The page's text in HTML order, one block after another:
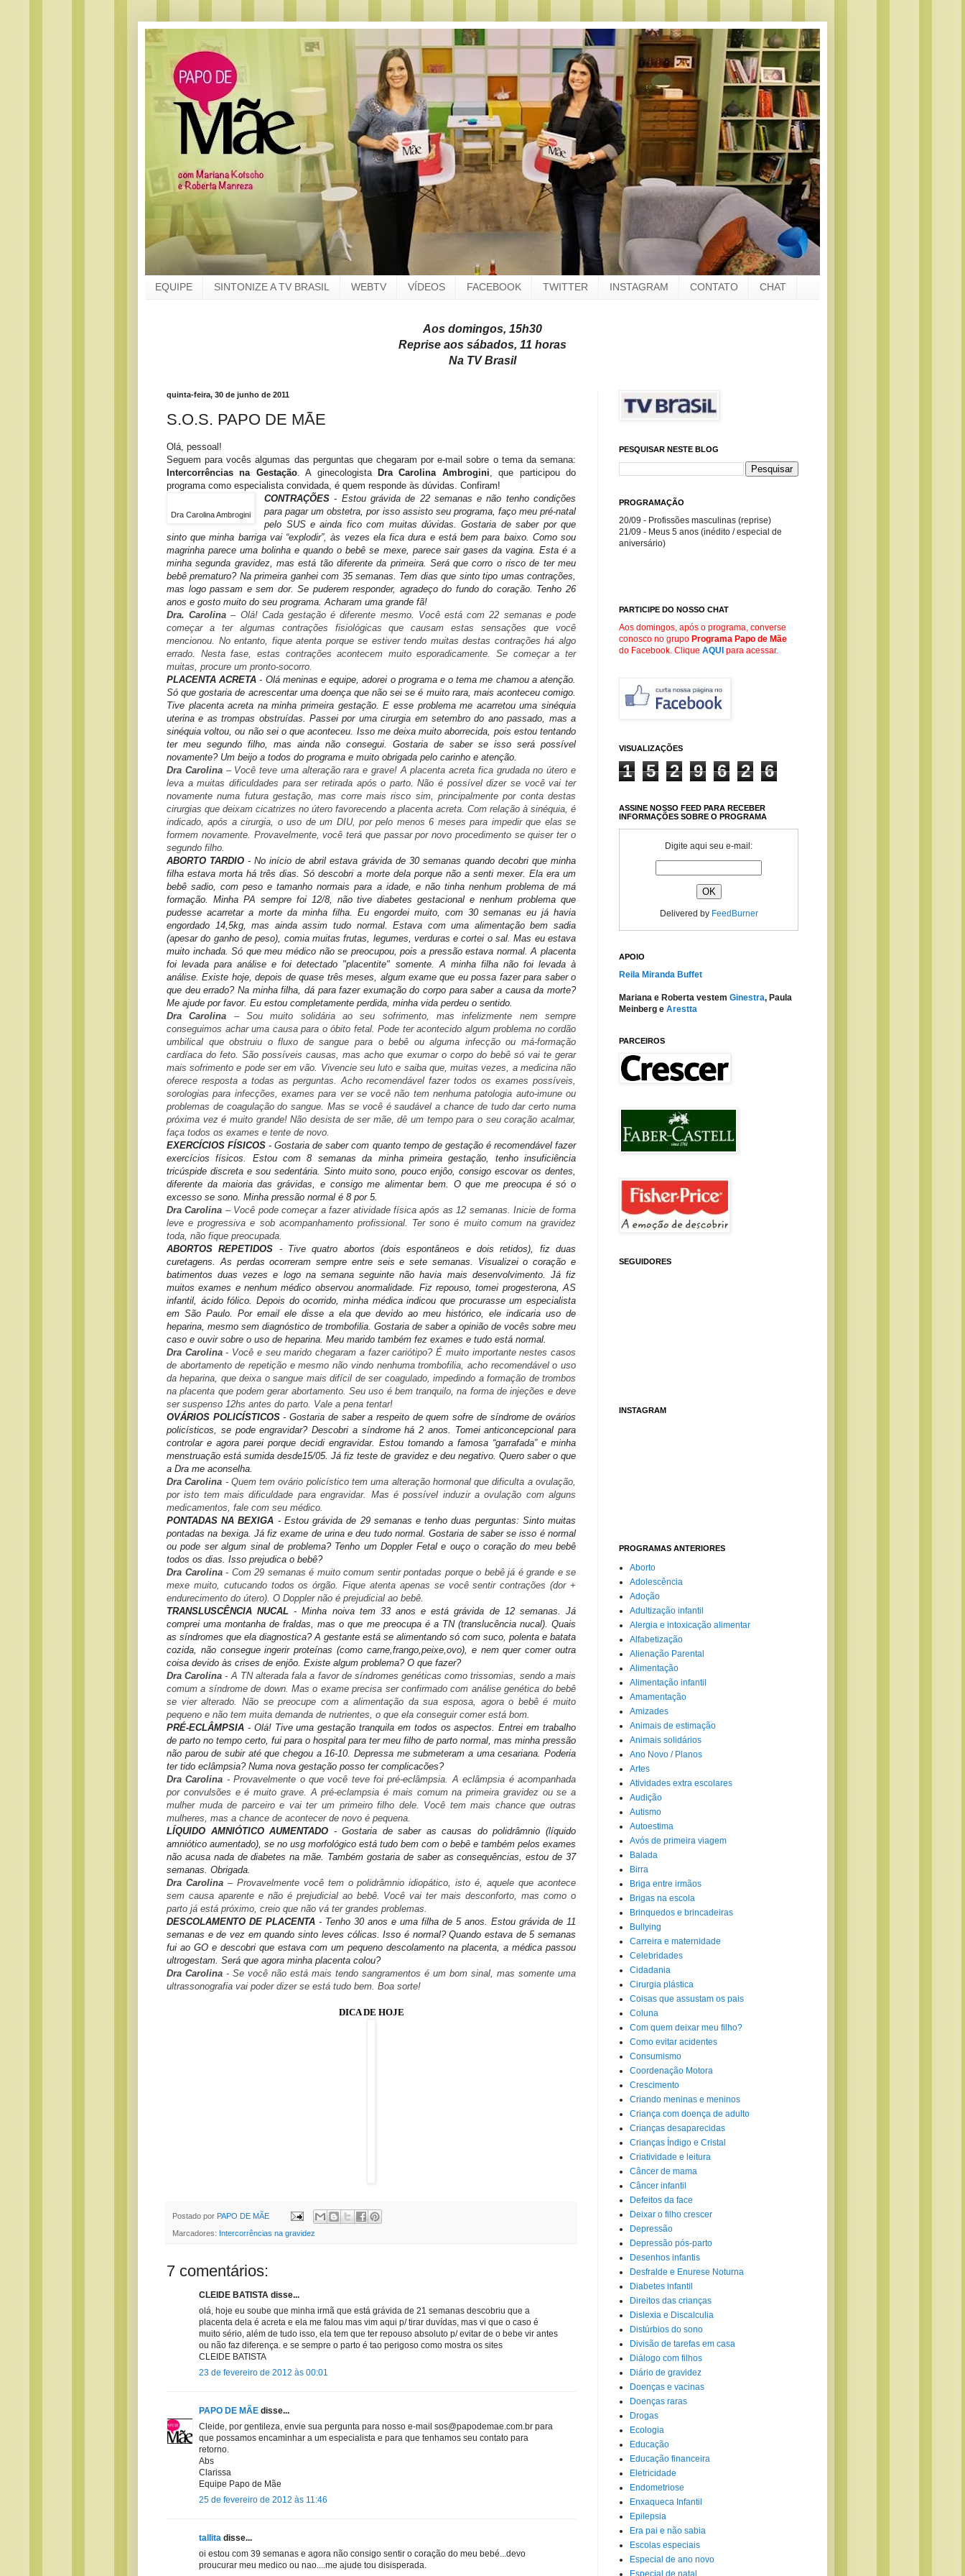
EQUIPE SINTONIZE A TV BRASIL WEBTV VÍDEOS FACEBOOK TWITTER INSTAGRAM CONTATO CHAT
Aos domingos, 15h30
Reprise aos sábados, 11 horas
Na TV Brasil
quinta-feira, 30 de junho de 2011
S.O.S. PAPO DE MÃE
Olá, pessoal!
Seguem para vocês algumas das perguntas que chegaram por e-mail sobre o tema da semana:
Intercorrências na Gestação. A ginecologista Dra Carolina Ambrogini, que participou do
programa como especialista convidada, é quem responde às dúvidas. Confiram!
Dra Carolina Ambrogini
CONTRAÇÕES - Estou grávida de 22 semanas e não tenho condições
para pagar um obstetra, por isso assisto seu programa, faço meu pré-natal
pelo SUS e ainda fico com muitas dúvidas. Gostaria de saber por que
sinto que minha barriga vai “explodir”, às vezes ela fica dura e está bem para baixo. Como sou
magrinha parece uma bolinha e quando o bebê se mexe, parece sair gases da vagina. Esta é a
minha segunda gravidez, mas está tão diferente da primeira. Será que corro o risco de ter meu
bebê prematuro? Na primeira ganhei com 35 semanas. Tem dias que sinto tipo umas contrações,
mas logo passam e sem dor. Se puderem responder, agradeço do fundo do coração. Tenho 26
anos e gosto muito do seu programa. Acharam uma grande fã!
Dra. Carolina – Olá! Cada gestação é diferente mesmo. Você está com 22 semanas e pode
começar a ter algumas contrações fisiológicas que causam estas sensações que você
mencionou. No entanto, fique atenta porque se estiver tendo muitas destas contrações há algo
errado. Nesta fase, estas contrações acontecem muito esporadicamente. Se começar a ter
muitas, procure um pronto-socorro.
PLACENTA ACRETA - Olá meninas e equipe, adorei o programa e o tema me chamou a atenção.
Sóque gostaria de acrescentar uma doença que não sei se é muito rara, mais aconteceu comigo.
Tive placenta acreta na minha primeira gestação. E esse problema me acarretou uma sinéquia
uterina e as trompas obstruídas. Passei por uma cirurgia em setembro do ano passado, mas a
sinéquia voltou, ou não sei o que aconteceu. Isso me deixa muito aborrecida, pois estou tentando
ter meu segundo filho, mas ainda não consegui. Gostaria de saber se isso será possível
novamente? Um beijo a todos do programa e muito obrigada pelo carinho e atenção.
Dra Carolina– Você teve uma alteração rara e grave! A placenta acreta fica grudada no útero e
leva a muitas dificuldades para ser retirada após o parto. Não é possível dizer se você vai ter
novamente numa futura gestação, mas corre mais risco sim, principalmente por conta destas
cirurgias que deixam cicatrizes no útero favorecendo a placenta acreta. Com relação à sinéquia, é
indicado, após a cirurgia, o uso de um DIU, por pelo menos 6 meses para impedir que elas se
formem novamente. Provavelmente, você terá que passar por novo procedimento se quiser ter o
segundo filho.
ABORTO TARDIO - No início de abril estava grávida de 30 semanas quando decobri que minha
filha estava morta há três dias. Só descobri a morte dela porque não a senti mexer. Ela era um
bebê sadio, com peso e tamanho normais para a idade, e não tinha nenhum problema de má
formação. Minha PA sempre foi 12/8, não tive diabetes gestacional e nenhum problema que
pudesse acarretar a morte da minha filha. Eu engordei muito, com 30 semanas eu já havia
engordado 14,5kg, mas ainda assim tudo normal. Estava com uma alimentação bem sadia
(apesar do ganho de peso), comia muitas frutas, legumes, verduras e cortei o sal. Mas eu estava
muito inchada. Só que meu médico não se preocupou, pois a pressão estava normal. A placenta
foi levada para análise e foi detectado "placentite" somente. A minha filha não foi levada à
análise. Existe hoje, depois de quase três meses, algum exameque eu possa fazer para saber o
que deu errado? Na minha filha, dá para fazer exumação do corpo para saber a causa da morte?
Me ajude por favor. Eu estou completamente perdida, minha vida perdeu o sentido.
Dra Carolina – Sou muito solidária ao seu sofrimento, mas infelizmente nem sempre
conseguimos achar uma causa para o óbito fetal. Pode ter acontecido algum problema no cordão
umbilical que obstruiu o fluxo de sangue para o bebê ou alguma infecção ou má-formação
cardíaca do feto. São possíveis causas, mas acho que exumar o corpo do bebê só vai te gerar
mais sofrimento e pode ser em vão. Vivencie seu luto e saiba que, muitas vezes, a medicina não
oferece resposta a todas as perguntas. Acho recomendável fazer todos os exames possíveis,
sorologias para infecções, exames para ver se você não tem nenhuma patologia auto-imune ou
problemas de coagulação do sangue. Mas se você é saudável a chance de tudo dar certo numa
próxima vez é muito grande! Não desista de ser mãe, dê um tempo para o seu coração acalmar,
faça todos os exames e tente de novo.
EXERCÍCIOS FÍSICOS - Gostaria de saber com quanto tempo de gestação é recomendável fazer
exercícios físicos. Estou com 8 semanas da minha primeira gestação, tenho insuficiência
tricúspide discreta e sou sedentária. Sinto muito sono, pouco enjôo, consigo escovar os dentes,
diferente da maioria das grávidas, e consigo me alimentar bem. O que me preocupa é só o
excesso se sono. Minha pressão normal é 8 por 5.
Dra Carolina – Você pode começar a fazer atividade física após as 12 semanas. Inicie de forma
leve e progressiva e sob acompanhamento profissional. Ter sono é muito comum na gravidez
toda, não fique preocupada.
ABORTOS REPETIDOS - Tive quatro abortos (dois espontâneos e dois retidos), fiz duas
curetagens. As perdas ocorreram sempre entre seis e sete semanas. Visualizei o coração e
batimentos duas vezes e logo na semana seguinte não havia mais desenvolvimento. Já fiz
muitos exames e nenhum médico observou anormalidade. Fiz repouso, tomei progesterona, AS
infantil, ácido fólico. Depois do ocorrido, minha médica indicou que procurasse um especialista
em São Paulo. Por email ele disse a ela que devido ao meu histórico, ele indicaria uso de
heparina, mesmo sem diagnóstico de trombofilia. Gostaria de saber a opinião de vocês sobre meu
caso e ouvir sobre o uso de heparina. Meu marido também fez exames e tudo está normal.
Dra Carolina- Você e seu marido chegaram a fazer cariótipo? É muito importante nestes casos
de abortamento de repetição e mesmo não vindo nenhuma trombofilia, acho recomendável o uso
da heparina, que deixa o sangue mais difícil de ser coagulado, impedindo a formação de trombos
na placenta que podem gerar abortamento. Seu uso é bem tranquilo, na forma de injeções e deve
ser suspenso 12hs antes do parto. Vale a pena tentar!
OVÁRIOS POLICÍSTICOS- Gostaria de saber a respeito de quem sofre de síndrome de ovários
policísticos, se pode engravidar? Descobri a síndrome há 2 anos. Tomei anticoncepcional para
controlar e agora parei porque decidi engravidar. Estou tomando a famosa “garrafada” e minha
menstruação está sumida desde15/05. Já fiz teste de gravidez e deu negativo. Quero saber o que
a Dra me aconselha.
Dra Carolina - Quem tem ovário policístico tem uma alteração hormonal que dificulta a ovulação,
por isto tem mais dificuldade para engravidar. Mas é possível induzir a ovulação com alguns
medicamentos, fale com seu médico.
PONTADAS NA BEXIGA - Estou grávida de 29 semanas e tenho duas perguntas: Sinto muitas
pontadas na bexiga. Já fiz exame de urina e deu tudo normal. Gostaria de saber se isso é normal
ou pode ser algum sinal de problema? Tenho um Doppler Fetal e ouço o coração do meu bebê
todos os dias. Isso prejudica o bebê?
Dra Carolina- Com 29 semanas é muito comum sentir pontadas porque o bebê já é grande e se
mexe muito, cutucando todos os órgão. Fique atenta apenas se você sentir contrações (dor +
endurecimento do útero). O Doppler não é prejudicial ao bebê.
TRANSLUSCÊNCIA NUCAL - Minha noiva tem 33 anos e está grávida de 12 semanas. Já
comprei uma montanha de fraldas, mas o que me preocupa é a TN (translucência nucal). Quais
as síndromes que ela diagnostica? A gestante está se alimentando só com suco, polenta e batata
cozida, não consegue ingerir proteínas (como carne,frango,peixe,ovo), e nem quer comer outra
coisa devido às crises de enjôo. Existe algum problema? O que fazer?
Dra Carolina - A TN alterada fala a favor de síndromes genéticas como trissomias, sendo a mais
comum a síndrome de down. Mas o exame precisa ser confirmado com análise genética do bebê
se vier alterado. Não se preocupe com a alimentação da sua esposa, agora o bebê é muito
pequeno e não tem muita demanda de nutrientes, o que ela conseguir comer está bom.
PRÉ-ECLÂMPSIA - Olá! Tive uma gestação tranquila em todos os aspectos. Entrei em trabalho
de parto no tempo certo, fui para o hospital para ter meu filho de parto normal, mas minha pressão
não parou de subir até que chegou a 16-10. Depressa me submeteram a uma cesariana. Poderia
ter tido eclâmpsia? Numa nova gestação posso ter complicacões?
Dra Carolina - Provavelmente o que você teve foi pré-eclâmpsia. A eclâmpsia é acompanhada
por convulsões e é muito grave. A pré-eclampsia é mais comum na primeira gravidez ou se a
mulher muda de parceiro e vai ter um primeiro filho dele. Você tem mais chance que outras
mulheres, mas a chance de acontecer de novo é pequena.
LÍQUIDO AMNIÓTICO AUMENTADO - Gostaria de saber as causas do polidrâmnio (líquido
amniótico aumentado), se no usg morfológico está tudo bem com o bebê e também pelos exames
não acusa nada de diabetes na mãe. Também gostaria de saber as consequências, estou de 37
semanas. Obrigada.
Dra Carolina– Provavelmente você tem o polidrâmnio idiopático, isto é, aquele que acontece
sem causa aparente e não é prejudicial ao bebê. Você vai ter mais desconforto, mas como o
parto já está próximo, creio que não vá ter grandes problemas.
DESCOLAMENTO DE PLACENTA - Tenho 30 anos e uma filha de 5 anos. Estou grávida de 11
semanas e de vez em quando sinto leves cólicas. Isso é normal? Quando estava de 5 semanas
fui ao GO e descobri que estava com um pequeno descolamento na placenta, a médica passou
ultrogestam. Será que agora minha placenta colou?
Dra Carolina - Se você não está mais tendo sangramentos é um bom sinal, mas somente uma
ultrassonografia vai poder dizer se está tudo bem. Boa sorte!
DICA DE HOJE
Postado por PAPO DE MÃE
Marcadores: Intercorrências na gravidez
7 comentários:
CLEIDE BATISTA disse...
olá, hoje eu soube que minha irmã que está grávida de 21 semanas descobriu que a
placenta dela é acreta e ela me falou mas vim aqui p/ tirar duvídas, mas vi que o caso é
muito sério, além de tudo isso, ela tem que ter repouso absoluto p/ evitar de o bebe vir antes
ou não faz diferença. e se sempre o parto é tao perigoso como mostra os sites
CLEIDE BATISTA
23 de fevereiro de 2012 às 00:01
PAPO DE MÃE disse...
Cleide, por gentileza, envie sua pergunta para nosso e-mail sos@papodemae.com.br para
que possamos encaminhar a um especialista e para que tenhamos seu contato para
retorno.
Abs
Clarissa
Equipe Papo de Mãe
25 de fevereiro de 2012 às 11:46
tallita disse...
oi estou com 39 semanas e agora não consigo sentir o coração do meu bebé...devo
proucurar meu medico ou nao....me ajude tou disisperada.
PESQUISAR NESTE BLOG
PROGRAMAÇÃO
20/09 - Profissões masculinas (reprise)
21/09 - Meus 5 anos (inédito / especial de
aniversário)
PARTICIPE DO NOSSO CHAT
Aos domingos, após o programa, converse
conosco no grupo Programa Papo de Mãe
do Facebook . Clique AQUI para acessar.
VISUALIZAÇÕES
1 5 2 9 6 2 6
ASSINE NOSSO FEED PARA RECEBER
INFORMAÇÕES SOBRE O PROGRAMA
Digite aqui seu e-mail:
Delivered by FeedBurner
APOIO
Reila Miranda Buffet
Mariana e Roberta vestem Ginestra, Paula
Meinberg e Arestta
PARCEIROS
SEGUIDORES
INSTAGRAM
PROGRAMAS ANTERIORES
Aborto
Adolescência
Adoção
Adultização infantil
Alergia e intoxicação alimentar
Alfabetização
Alienação Parental
Alimentação
Alimentação infantil
Amamentação
Amizades
Animais de estimação
Animais solidários
Ano Novo / Planos
Artes
Atividades extra escolares
Audição
Autismo
Autoestima
Avós de primeira viagem
Balada
Birra
Briga entre irmãos
Brigas na escola
Brinquedos e brincadeiras
Bullying
Carreira e maternidade
Celebridades
Cidadania
Cirurgia plástica
Coisas que assustam os pais
Coluna
Com quem deixar meu filho?
Como evitar acidentes
Consumismo
Coordenação Motora
Crescimento
Criando meninas e meninos
Criança com doença de adulto
Crianças desaparecidas
Crianças Índigo e Cristal
Criatividade e leitura
Câncer de mama
Câncer infantil
Defeitos da face
Deixar o filho crescer
Depressão
Depressão pós-parto
Desenhos infantis
Desfralde e Enurese Noturna
Diabetes infantil
Direitos das crianças
Dislexia e Discalculia
Distúrbios do sono
Divisão de tarefas em casa
Diálogo com filhos
Diário de gravidez
Doenças e vacinas
Doenças raras
Drogas
Ecologia
Educação
Educação financeira
Eletricidade
Endometriose
Enxaqueca Infantil
Epilepsia
Era pai e não sabia
Escolas especiais
Especial de ano novo
Especial de natal